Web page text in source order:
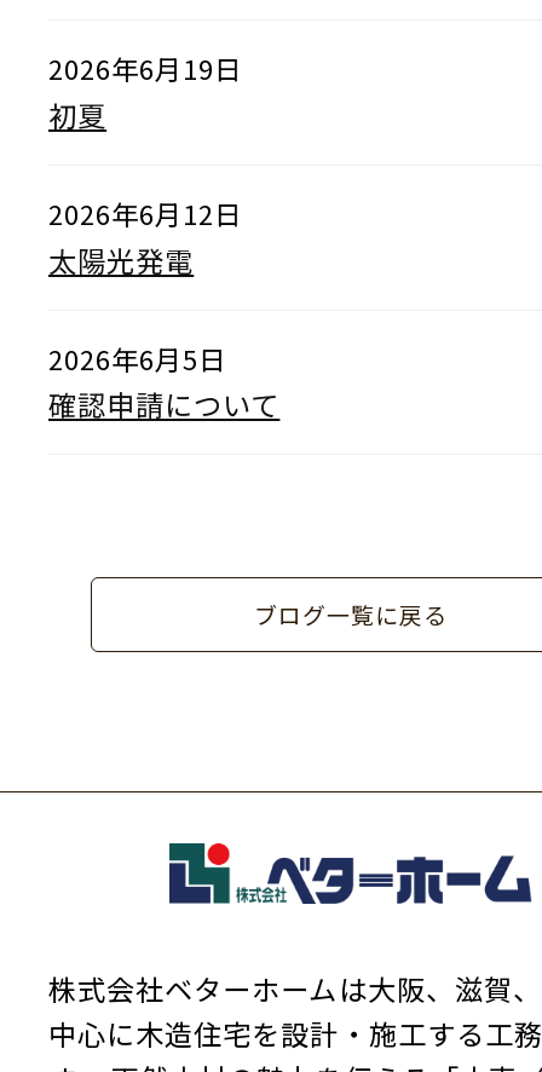
2026年6月19日
初夏
2026年6月12日
太陽光発電
2026年6月5日
確認申請について
ブログ一覧に戻る
株式会社ベターホームは大阪、滋賀
中心に木造住宅を設計・施工する工